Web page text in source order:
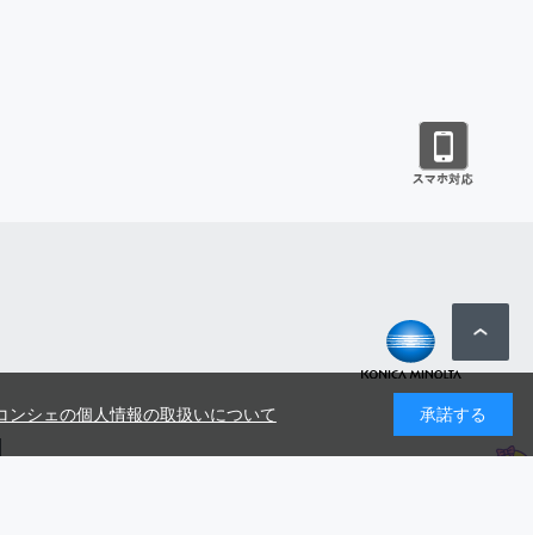
ンシェの個人情報の取扱いについて 承諾する